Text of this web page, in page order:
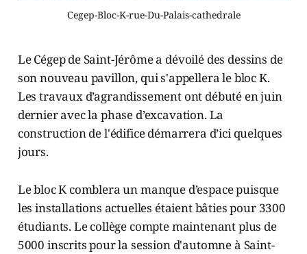
Cegep-Bloc-K-rue-Du-Palais-cathedrale
Le Cégep de Saint-Jérôme a dévoilé des dessins de
son nouveau pavillon, qui s'appellera le bloc K.
Les travaux d’agrandissement ont débuté en juin
dernier avec la phase d’excavation. La
construction de l'édifice démarrera d’ici quelques
jours.
Le bloc K comblera un manque d’espace puisque
les installations actuelles étaient bâties pour 3300
étudiants. Le collège compte maintenant plus de
5000 inscrits pour la session d'automne à Saint-